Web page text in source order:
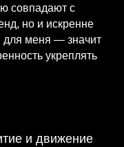
совпадают с
но и искренне
для меня — значит
укреплять
и движение